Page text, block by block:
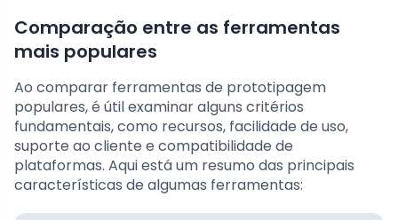
Comparação entre as ferramentas
mais populares
Ao comparar ferramentas de prototipagem
populares, é útil examinar alguns critérios
fundamentais, como recursos, facilidade de uso,
suporte ao cliente e compatibilidade de
plataformas. Aqui está um resumo das principais
características de algumas ferramentas: